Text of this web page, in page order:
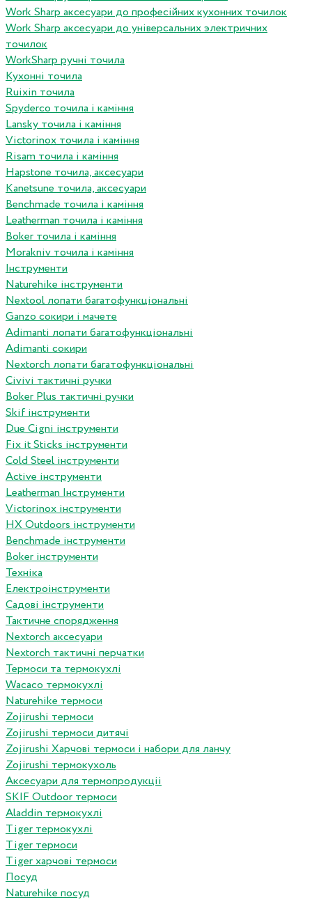
Work Sharp аксесуари до професiйних кухонних точилок
Work Sharp аксесуари до унiверсальних электричних
точилок
WorkSharp ручні точила
Кухонні точила
Ruixin точила
Spyderco точила і каміння
Lansky точила і каміння
Victorinox точила і каміння
Risam точила і каміння
Hapstone точила, аксесуари
Kanetsune точила, аксесуари
Benchmade точила і каміння
Leatherman точила і каміння
Boker точила і каміння
Morakniv точила і каміння
Інструменти
Naturehike інструменти
Nextool лопати багатофункціональні
Ganzo сокири і мачете
Adimanti лопати багатофункціональні
Adimanti сокири
Nextorch лопати багатофункціональні
Сivivi тактичні ручки
Boker Plus тактичні ручки
Skif інструменти
Due Cigni інструменти
Fix it Sticks інструменти
Сold Steel інструменти
Active інструменти
Leatherman Інструменти
Victorinox інструменти
HX Outdoors інструменти
Benchmade інструменти
Boker інструменти
Техніка
Електроінструменти
Садові інструменти
Тактичне спорядження
Nextorch аксесуари
Nextorch тактичні перчатки
Термоси та термокухлі
Wacaco термокухлі
Naturehike термоси
Zojirushi термоси
Zojirushi термоси дитячі
Zojirushi Харчові термоси і набори для ланчу
Zojirushi термокухоль
Аксесуари для термопродукціі
SKIF Outdoor термоси
Aladdin термокухлі
Tiger термокухлі
Tiger термоси
Tiger харчові термоси
Посуд
Naturehike посуд